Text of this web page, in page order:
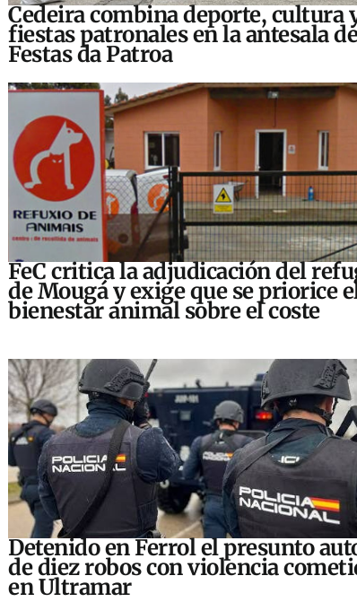
Cedeira combina deporte, cultura
fiestas patronales en la antesala
Festas da Patroa
FeC critica la adjudicación del
de Mougá y exige que se priorice
bienestar animal sobre el coste
Detenido en Ferrol el presunto
de diez robos con violencia
en Ultramar